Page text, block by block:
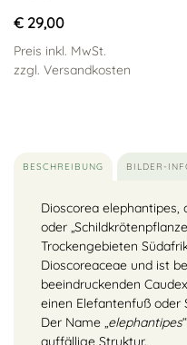
€ 29,00
Preis inkl. MwSt.
zzgl. Versandkosten
BESCHREIBUNG BILDER-
Dioscorea elephantipes,
oder
Trockengebieten
Dioscoreaceae und ist
beeindruckenden
einen Elefantenfuß oder
Der Name „elephantipes
auffällige Struktur.